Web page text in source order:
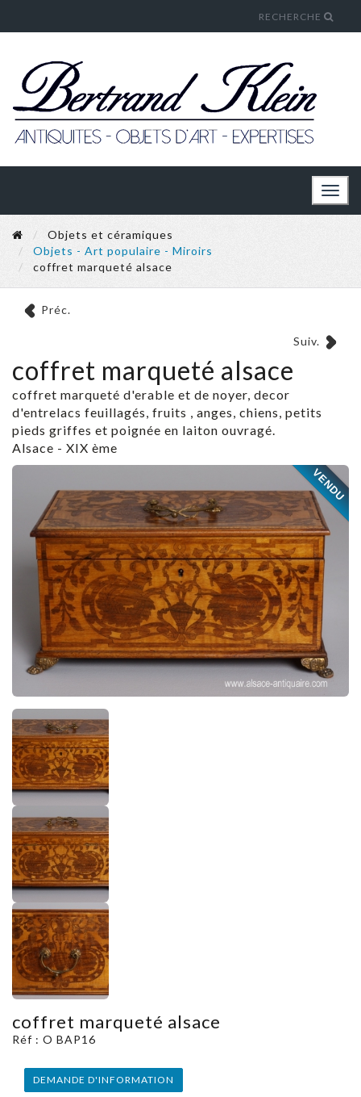
RECHERCHE
Objets et céramiques
Objets - Art populaire - Miroirs
coffret marqueté alsace
Préc.
Suiv.
coffret marqueté alsace
coffret marqueté d'erable et de noyer, decor
d'entrelacs feuillagés, fruits , anges, chiens, petits
pieds griffes et poignée en laiton ouvragé.
Alsace - XIX ème
VENDU
coffret marqueté alsace
Réf : O BAP16
DEMANDE D'INFORMATION